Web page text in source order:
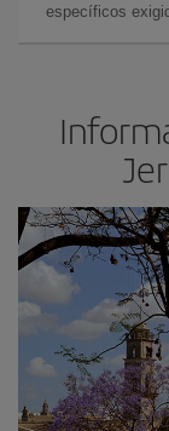
específicos